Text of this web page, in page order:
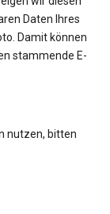
Daten Ihres
Damit können
stammende E-
nutzen, bitten